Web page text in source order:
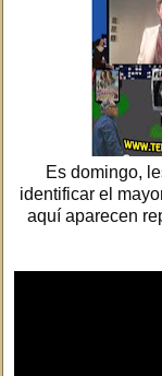
Es domingo,
identificar el
aquí aparecen